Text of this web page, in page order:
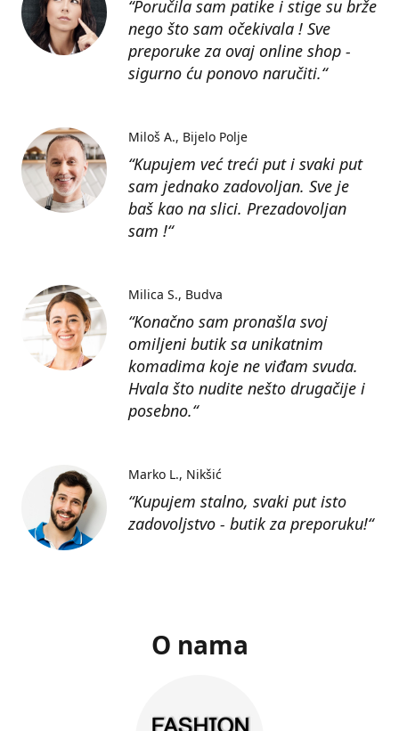
“Poručila sam patike i stige su brže
nego što sam očekivala ! Sve
preporuke za ovaj online shop -
sigurno ću ponovo naručiti.“
“Kupujem već treći put i svaki put
sam jednako zadovoljan. Sve je
baš kao na slici. Prezadovoljan
sam !“
Miloš A. Bijelo Polje
“Konačno sam pronašla svoj
omiljeni butik sa unikatnim
komadima koje ne viđam svuda.
Hvala što nudite nešto drugačije i
posebno.“
Milica S. Budva
“Kupujem stalno, svaki put isto
zadovoljstvo - butik za preporuku!“
Marko L. Nikšić
O nama